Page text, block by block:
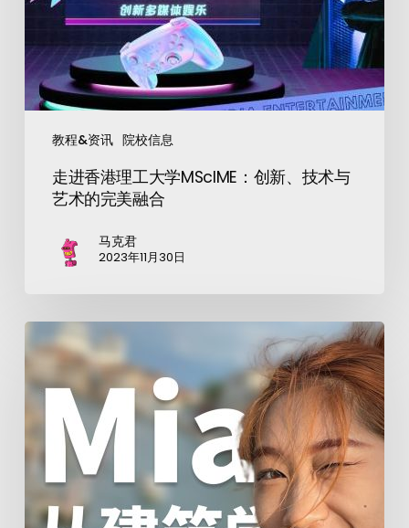
教程&资讯 院校信息
走进香港理工大学MScIME：创新、技术与
艺术的完美融合
马克君
2023年11月30日